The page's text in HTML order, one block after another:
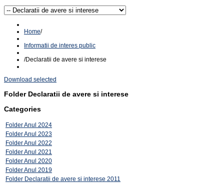
Home/
Informatii de interes public
/Declaratii de avere si interese
Download selected
Folder Declaratii de avere si interese
Categories
FolderAnul 2024
FolderAnul 2023
FolderAnul 2022
FolderAnul 2021
FolderAnul 2020
FolderAnul 2019
Folder Declaratii de avere si interese 2011